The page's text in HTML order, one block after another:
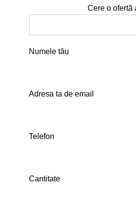
Cere o ofertă
Numele tău
Adresa ta de email
Telefon
Cantitate